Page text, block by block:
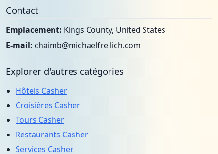
Contact
Emplacement: Kings County, United States
E-mail: chaimb@michaelfreilich.com
Explorer d'autres catégories
Hôtels Casher
Croisières Casher
Tours Casher
Restaurants Casher
Services Casher